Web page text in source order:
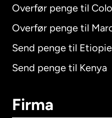
Overfør penge til
Overfør penge til
Send penge til
Send penge til Kenya
Firma